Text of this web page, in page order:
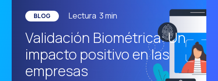
El ROI de una
Conversational
WhatsApp no es
El fin del embudo
BLOG Lectura 3min
Validación Biométrica: Un
impacto positivo en las
empresas